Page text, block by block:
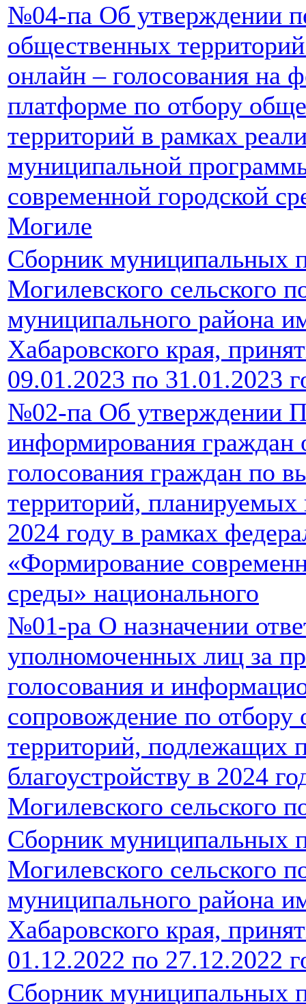
№04-па Об утверждении
общественных
онлайн – голосования на
платформе по отбору
территорий в рамках
муниципальной
современной городской
Могиле
Сборник муниципальных
Могилевского сельского
муниципального района
Хабаровского края,
09.01.2023 по 31.01.2023
№02-па Об утверждении
информирования граждан
голосования граждан по
территорий, планируемых
2024 году в рамках
«Формирование
среды» национального
№01-ра О назначении
уполномоченных лиц за
голосования и
сопровождение по
территорий, подлежащих
благоустройству в 2024
Могилевского сельского
Сборник муниципальных
Могилевского сельского
муниципального района
Хабаровского края,
01.12.2022 по 27.12.2022
Сборник муниципальных